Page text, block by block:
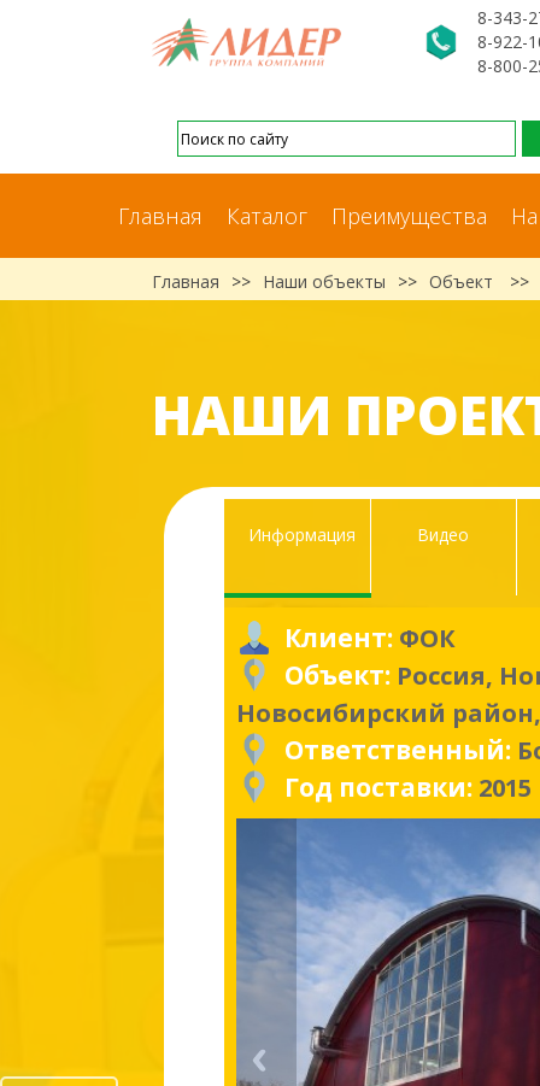
8-343-
8-922-
8-800-
Главная Каталог Преимущества
Главная >> Наши объекты >> Объект >>
НАШИ
Информация Видео
Клиент: ФОК
Объект: Россия,
Новосибирский
Ответственный:
Год поставки: 2015